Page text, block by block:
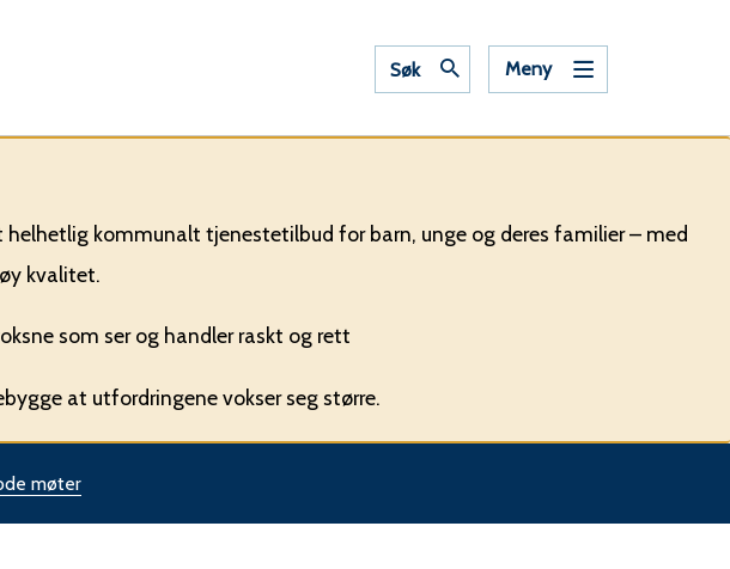
Søk Meny
kommunalt tjenestetilbud for barn, unge og deres familier – med
kvalitet.
som ser og handler raskt og rett
at utfordringene vokser seg større.
møter